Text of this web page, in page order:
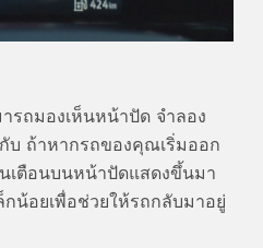
ถมองเห็นหน้าปัด จำลอง
บ ถ้าหากรถของคุณเริ่มออก
เตือนบนหน้าปัดแสดงขึ้นมา
กน้อยเพื่อช่วยให้รถกลับมาอยู่